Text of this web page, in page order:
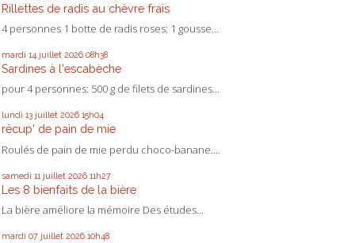
Rillettes de radis au chèvre frais
4 personnes 1 botte de radis roses; 1 gousse...
mardi 14 juillet 2026 08h38
Sardines à l'escabèche
pour 4 personnes: 500 g de filets de sardines...
lundi 13 juillet 2026 15h04
récup' de pain de mie
Roulés de pain de mie perdu choco-banane....
samedi 11 juillet 2026 11h27
Les 8 bienfaits de la bière
La bière améliore la mémoire Des études...
mardi 07 juillet 2026 10h48